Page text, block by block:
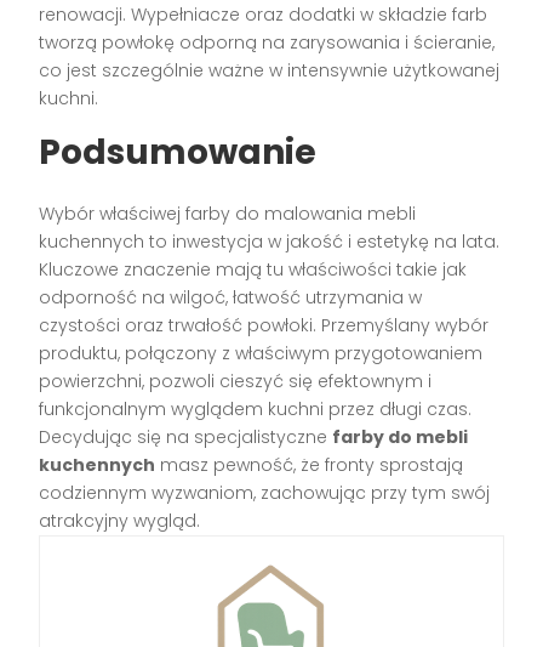
renowacji. Wypełniacze oraz dodatki w składzie farb
tworzą powłokę odporną na zarysowania i ścieranie,
co jest szczególnie ważne w intensywnie użytkowanej
kuchni.
Podsumowanie
Wybór właściwej farby do malowania mebli
kuchennych to inwestycja w jakość i estetykę na lata.
Kluczowe znaczenie mają tu właściwości takie jak
odporność na wilgoć, łatwość utrzymania w
czystości oraz trwałość powłoki. Przemyślany wybór
produktu, połączony z właściwym przygotowaniem
powierzchni, pozwoli cieszyć się efektownym i
funkcjonalnym wyglądem kuchni przez długi czas.
Decydując się na specjalistyczne farby do mebli
kuchennych masz pewność, że fronty sprostają
codziennym wyzwaniom, zachowując przy tym swój
atrakcyjny wygląd.